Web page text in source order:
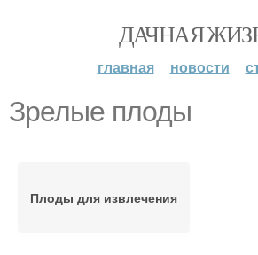
ДАЧНАЯ
главная новости
Зрелые плоды
Плоды для извлечения